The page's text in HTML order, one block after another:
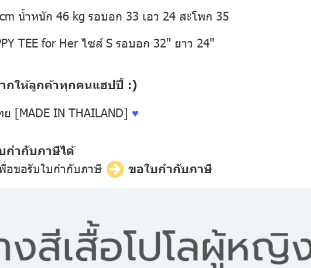
น้ำหนัก 46 kg รอบอก 33 เอว 24 สะโพก 35
TEE for Her ไซส์ S รอบอก 32" ยาว 24"
ากให้ลูกค้าทุกคนแฮปปี้ :)
[MADE IN THAILAND] ♥
กำกับภาษีได้
อขอรับใบกำกับภาษี
ขอใบกำกับภาษี